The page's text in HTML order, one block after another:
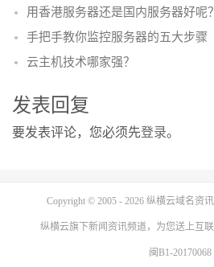
用香港服务器还是国内服务器好呢？
手把手教你监控服务器的五大步骤
云主机技术哪家强？
发表回复
要发表评论，您必须先登录。
Copyright © 2005 - 2026 纵横云域名资
纵横云旗下新闻资讯频道，为您送上互
闽B1-20170068